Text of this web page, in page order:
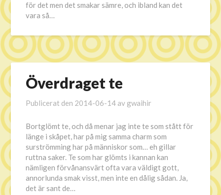
för det men det smakar sämre, och ibland kan det
vara så…
Överdraget te
Publicerat den 2014-06-14 av gwaihir
Bortglömt te, och då menar jag inte te som stått för
länge i skåpet, har på mig samma charm som
surströmming har på människor som… eh gillar
ruttna saker. Te som har glömts i kannan kan
nämligen förvånansvärt ofta vara väldigt gott,
annorlunda smak visst, men inte en dålig sådan. Ja,
det är sant de…